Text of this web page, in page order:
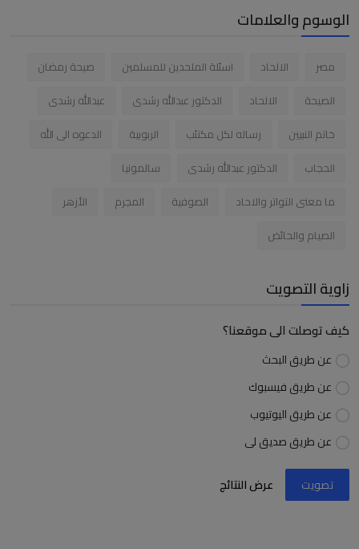
الوسوم والعلامات
مصر الالحاد اسئلة الملحدين للمسلمين
صيحة رمضان
الصيحة
الالحاد الدكتور عبدالله رشدى
عبدالله رشدى
خاتم النبيين
رساله لكل مكتئب الربوبية
الدعوه الى الله
الحجاب
الدكتور عبدالله رشدى
سالمونيا
ما معنى التواتر والاحاد
الصوفية المجرم
الأزهر
الصيام والحائض
زاوية التصويت
كيف توصلت الى موقعنا؟
عن طريق البحث
عن طريق فيسبوك
عن طريق اليوتيوب
عن طريق صديق لى
تصويت عرض النتائج